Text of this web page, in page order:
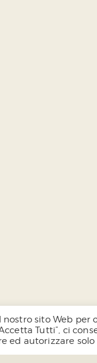
nostro sito Web
Tutti”, ci
ed autorizzare